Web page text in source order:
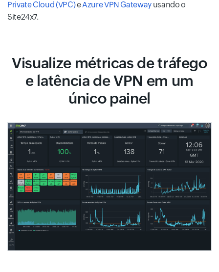
Private Cloud (VPC)eAzure VPN Gatewayusando o
Site24x7.
Visualize métricas de tráfego
e latência de VPN em um
único painel